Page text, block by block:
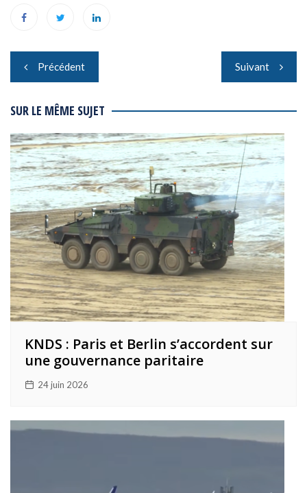
Navigation
de
l’article
Précédent Suivant
SUR LE MÊME SUJET
KNDS : Paris et Berlin s’accordent sur
une gouvernance paritaire
24 juin 2026